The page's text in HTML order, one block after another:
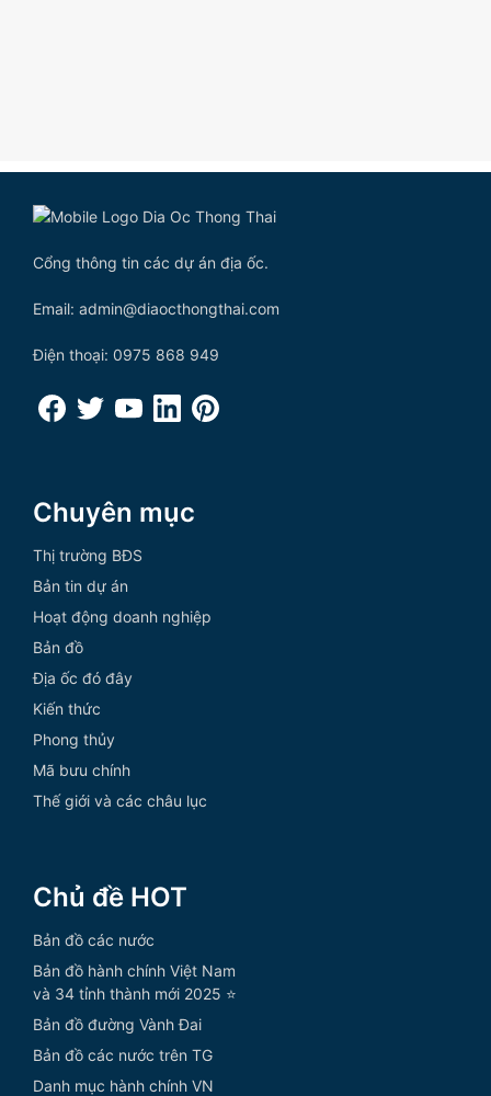
Cổng thông tin các dự án địa ốc.
Email: admin@diaocthongthai.com
Điện thoại: 0975 868 949
Chuyên mục
Thị trường BĐS
Bản tin dự án
Hoạt động doanh nghiệp
Bản đồ
Địa ốc đó đây
Kiến thức
Phong thủy
Mã bưu chính
Thế giới và các châu lục
Chủ đề HOT
Bản đồ các nước
Bản đồ hành chính Việt Nam
và 34 tỉnh thành mới 2025 ⭐
Bản đồ đường Vành Đai
Bản đồ các nước trên TG
Danh mục hành chính VN